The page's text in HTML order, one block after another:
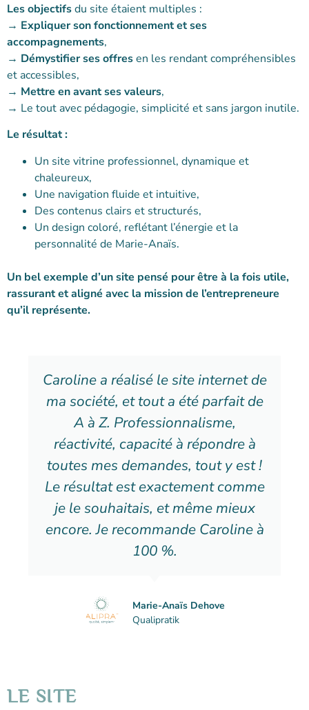
Les objectifsdu site étaient multiples :
→ Expliquer son fonctionnement et ses
accompagnements,
→ Démystifier ses offresen les rendant compréhensibles
et accessibles,
→ Mettre en avant ses valeurs,
→ Le tout avec pédagogie, simplicité et sans jargon inutile.
Le résultat :
Un site vitrine professionnel, dynamique et
chaleureux,
Une navigation fluide et intuitive,
Des contenus clairs et structurés,
Un design coloré, reflétant l’énergie et la
personnalité de Marie-Anaïs.
Un bel exemple d’un site pensé pour être à la fois utile,
rassurant et aligné avec la mission de l’entrepreneure
qu’il représente.
Caroline a réalisé le site internet de
ma société, et tout a été parfait de
A à Z. Professionnalisme,
réactivité, capacité à répondre à
toutes mes demandes, tout y est !
Le résultat est exactement comme
je le souhaitais, et même mieux
encore. Je recommande Caroline à
100 %.
Marie-Anaïs Dehove
Qualipratik
LE SITE